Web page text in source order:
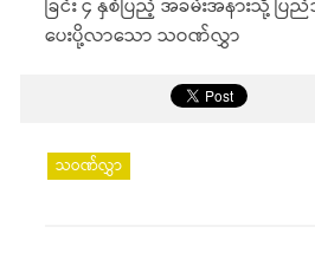
ခြင်း ၄ နှစ်ပြည့် အခမ်းအနားသို့
ပေးပို့လာသော သဝဏ်လွှာ
သဝဏ်လွှာ